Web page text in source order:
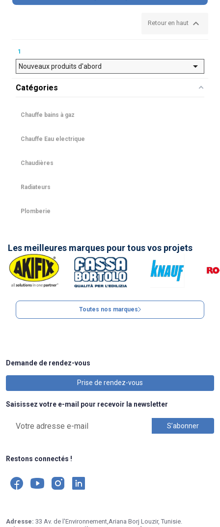
Catégories
Chauffe bains à gaz
Chauffe Eau electrique
Chaudières
Radiateurs
Plomberie
Retour en haut 
1
Nouveaux produits d'abord 
Les meilleures marques pour tous vos projets
Toutes nos marques
Demande de rendez-vous
Prise de rendez-vous
Saisissez votre e-mail pour recevoir la newsletter
Restons connectés !
Adresse: 33 Av. de l'Environnement,Ariana Borj Louzir, Tunisie.